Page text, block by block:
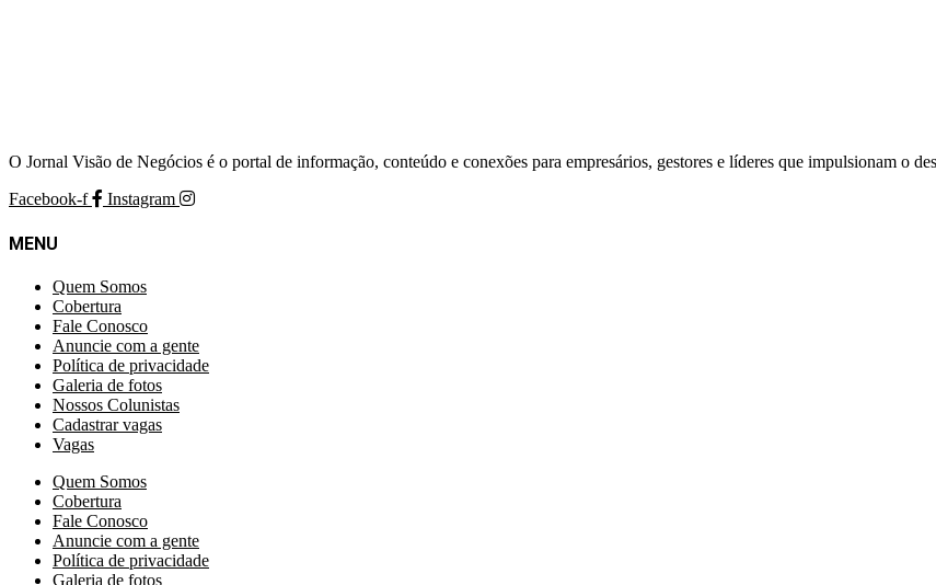
O Jornal Visão de Negócios é o portal de informação, conteúdo e conexões para empresários, gestores e líderes que impulsionam o
Facebook-f
Instagram
MENU
Quem Somos
Cobertura
Fale Conosco
Anuncie com a gente
Política de privacidade
Galeria de fotos
Nossos Colunistas
Cadastrar vagas
Vagas
Quem Somos
Cobertura
Fale Conosco
Anuncie com a gente
Política de privacidade
Galeria de fotos